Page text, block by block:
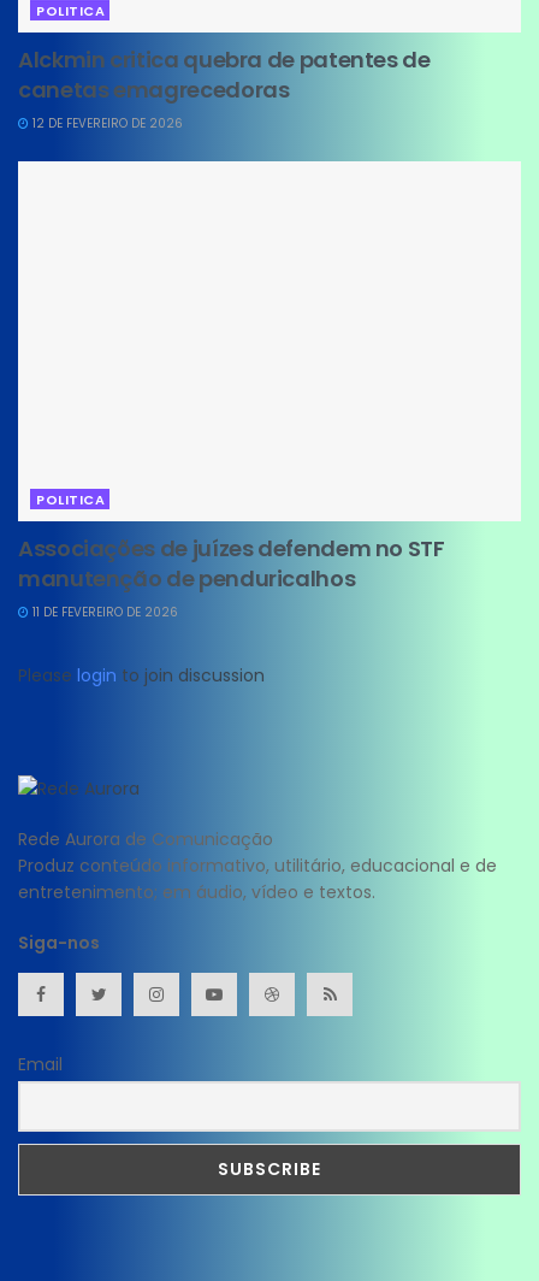
POLITICA
Alckmin critica quebra de patentes de
canetas emagrecedoras
12 DE FEVEREIRO DE 2026
POLITICA
Associações de juízes defendem no STF
manutenção de penduricalhos
11 DE FEVEREIRO DE 2026
Please login to join discussion
Rede Aurora de Comunicação
Produz conteúdo informativo, utilitário, educacional e de
entretenimento; em áudio, vídeo e textos.
Siga-nos
Email